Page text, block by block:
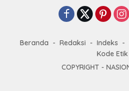
Beranda Redaksi Indeks
Kode Etik
COPYRIGHT -